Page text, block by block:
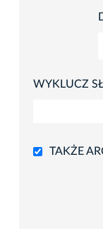
WYKLUCZ
TAKŻE